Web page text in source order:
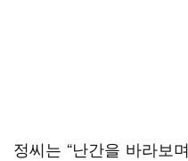
정씨는 “난간을 바라보